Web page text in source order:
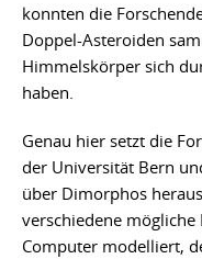
konnten die
Doppel-Asteroiden
Himmelskörper sich
haben.
Genau hier setzt die
der Universität Bern
über Dimorphos
verschiedene
Computer modelliert,